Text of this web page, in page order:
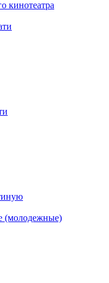
кинотеатра
(молодежные)